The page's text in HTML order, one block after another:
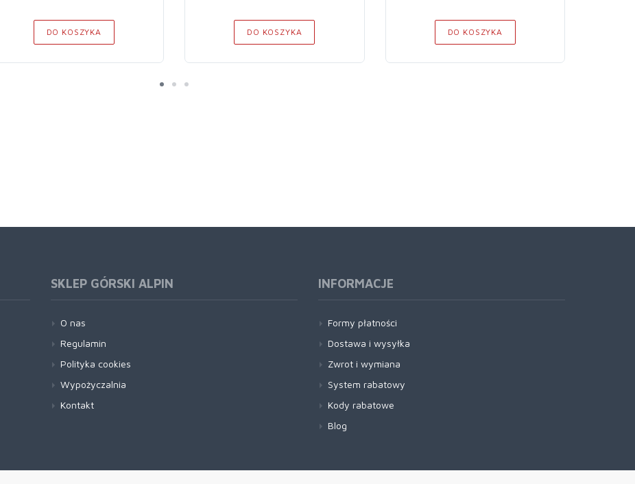
DO KOSZYKA DO KOSZYKA DO KOSZYKA
SKLEP GÓRSKI ALPIN
O nas
Regulamin
Polityka cookies
Wypożyczalnia
Kontakt
INFORMACJE
Formy płatności
Dostawa i wysyłka
Zwrot i wymiana
System rabatowy
Kody rabatowe
Blog